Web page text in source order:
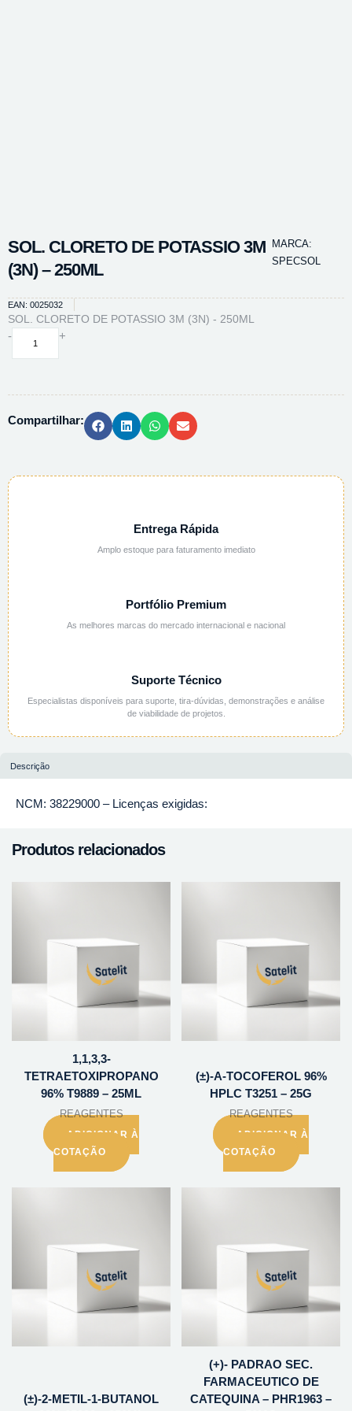
SOL. CLORETO DE POTASSIO 3M
(3N) – 250ML
MARCA:
SPECSOL
EAN: 0025032
SOL. CLORETO DE POTASSIO 3M (3N) - 250ML
-
SOL.
(3N)
quantidade
+
Compartilhar:
Entrega Rápida
Amplo estoque para faturamento imediato
Portfólio Premium
As melhores marcas do mercado internacional e nacional
Suporte Técnico
Especialistas disponíveis para suporte, tira-dúvidas, demonstrações e análise
de viabilidade de projetos.
Descrição
NCM: 38229000 – Licenças exigidas:
Produtos relacionados
1,1,3,3-
TETRAETOXIPROPANO
96% T9889 – 25ML
REAGENTES
ADICIONAR À
COTAÇÃO
(±)-A-TOCOFEROL 96%
HPLC T3251 – 25G
REAGENTES
ADICIONAR À
COTAÇÃO
(±)-2-METIL-1-BUTANOL
(+)- PADRAO SEC.
FARMACEUTICO DE
CATEQUINA – PHR1963 –